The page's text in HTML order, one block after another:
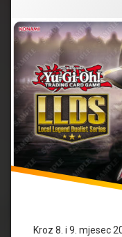
Kroz 8. i 9. mjesec